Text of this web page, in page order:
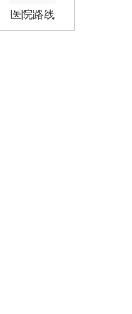
医院路线